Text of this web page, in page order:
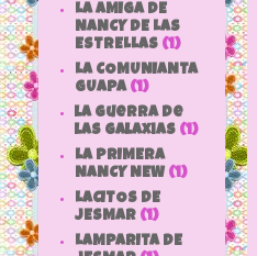
LA AMIGA DE
NANCY DE LAS
ESTRELLAS (1)
LA COMUNIANTA
GUAPA (1)
la guerra de
las galaxias (1)
LA PRIMERA
NANCY NEW (1)
LACITOS DE
JESMAR (1)
LAMPARITA DE